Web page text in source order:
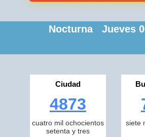
Nocturna Jueves
Ciudad
4873
cuatro mil ochocientos
setenta y tres
siete